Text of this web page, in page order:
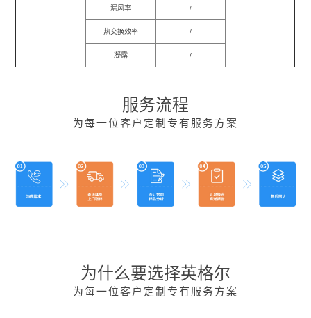
漏风率 /
热交换效率 /
凝露 /
服务流程
为每一位客户定制专有服务方案
为什么要选择英格尔
为每一位客户定制专有服务方案